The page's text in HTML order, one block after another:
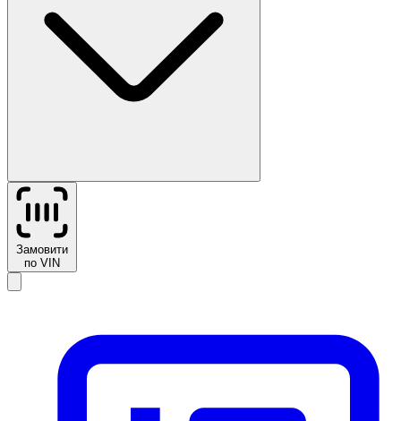
Замовити
по VIN